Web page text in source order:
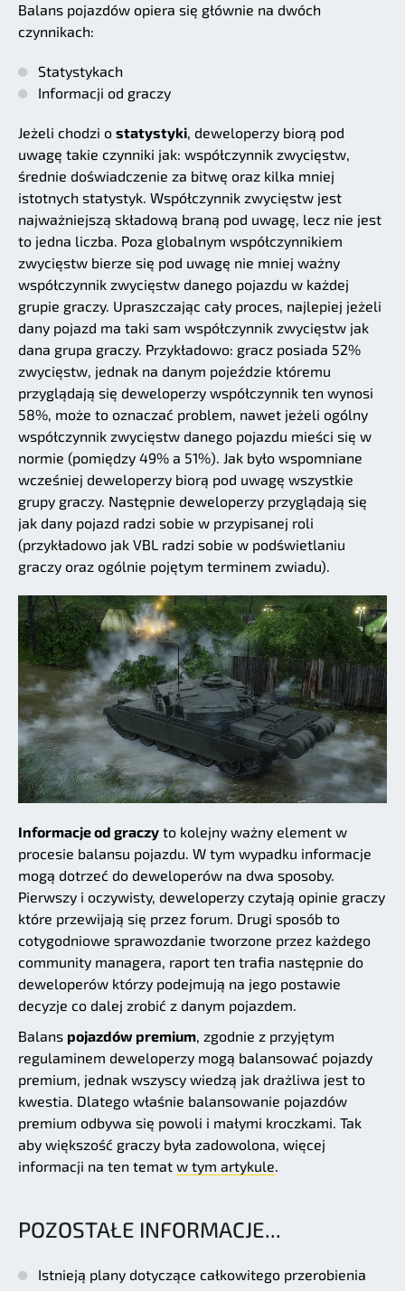
Balans pojazdów opiera się głównie na dwóch
czynnikach:
Statystykach
Informacji od graczy
Jeżeli chodzi o statystyki, deweloperzy biorą pod
uwagę takie czynniki jak: współczynnik zwycięstw,
średnie doświadczenie za bitwę oraz kilka mniej
istotnych statystyk. Współczynnik zwycięstw jest
najważniejszą składową braną pod uwagę, lecz nie jest
to jedna liczba. Poza globalnym współczynnikiem
zwycięstw bierze się pod uwagę nie mniej ważny
współczynnik zwycięstw danego pojazdu w każdej
grupie graczy. Upraszczając cały proces, najlepiej jeżeli
dany pojazd ma taki sam współczynnik zwycięstw jak
dana grupa graczy. Przykładowo: gracz posiada 52%
zwycięstw, jednak na danym pojeździe któremu
przyglądają się deweloperzy współczynnik ten wynosi
58%, może to oznaczać problem, nawet jeżeli ogólny
współczynnik zwycięstw danego pojazdu mieści się w
normie (pomiędzy 49% a 51%). Jak było wspomniane
wcześniej deweloperzy biorą pod uwagę wszystkie
grupy graczy. Następnie deweloperzy przyglądają się
jak dany pojazd radzi sobie w przypisanej roli
(przykładowo jak VBL radzi sobie w podświetlaniu
graczy oraz ogólnie pojętym terminem zwiadu).
Informacje od graczy to kolejny ważny element w
procesie balansu pojazdu. W tym wypadku informacje
mogą dotrzeć do deweloperów na dwa sposoby.
Pierwszy i oczywisty, deweloperzy czytają opinie graczy
które przewijają się przez forum. Drugi sposób to
cotygodniowe sprawozdanie tworzone przez każdego
community managera, raport ten trafia następnie do
deweloperów którzy podejmują na jego postawie
decyzje co dalej zrobić z danym pojazdem.
Balans pojazdów premium, zgodnie z przyjętym
regulaminem deweloperzy mogą balansować pojazdy
premium, jednak wszyscy wiedzą jak drażliwa jest to
kwestia. Dlatego właśnie balansowanie pojazdów
premium odbywa się powoli i małymi kroczkami. Tak
aby większość graczy była zadowolona, więcej
informacji na ten temat w tym artykule.
POZOSTAŁE INFORMACJE...
Istnieją plany dotyczące całkowitego przerobienia